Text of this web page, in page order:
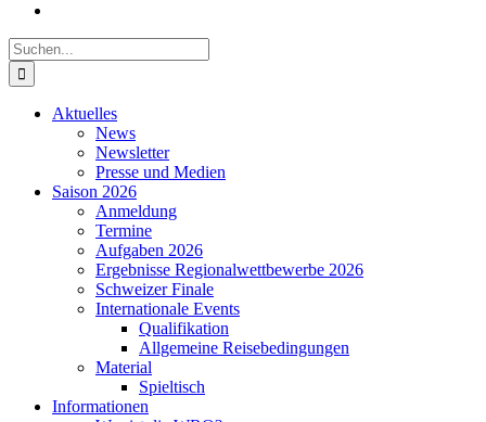
Suche
nach:
Aktuelles
News
Newsletter
Presse und Medien
Saison 2026
Anmeldung
Termine
Aufgaben 2026
Ergebnisse Regionalwettbewerbe 2026
Schweizer Finale
Internationale Events
Qualifikation
Allgemeine Reisebedingungen
Material
Spieltisch
Informationen